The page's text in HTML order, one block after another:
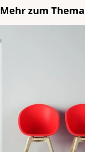
Mehr zum Thema